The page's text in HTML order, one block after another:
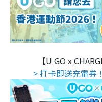
【U GO x
> 打卡即送充電券